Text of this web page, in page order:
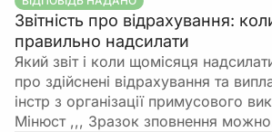
Звітність про відрахування:
правильно надсилати
Який звіт і коли щомісяця
про здійснені відрахування та
інстр з організації примусового
Мінюст ,,, Зразок зповнення